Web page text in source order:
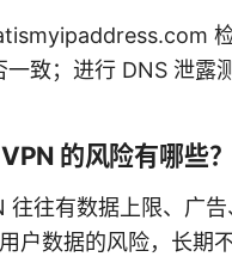
一致；进行 DNS 泄露
的风险有哪些？
往往有数据上限、广告
户数据的风险，长期不